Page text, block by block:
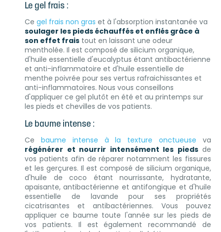
Le gel frais :
Ce gel frais non gras et à l'absorption instantanée va
soulager les pieds échauffés et enflés grâce à
son effet frais tout en laissant une odeur
mentholée. Il est composé de silicium organique,
d'huile essentielle d'eucalyptus étant antibactérienne
et anti-inflammatoire et d'huile essentielle de
menthe poivrée pour ses vertus rafraichissantes et
anti-inflammatoires. Nous vous conseillons
d'appliquer ce gel plutôt en été et au printemps sur
les pieds et chevilles de vos patients.
Le baume intense :
Ce baume intense à la texture onctueuse va
régénérer et nourrir intensément les piedsde
vos patients afin de réparer notamment les fissures
et les gerçures. Il est composé de silicium organique,
d'huile de coco étant nourrissante, hydratante,
apaisante, antibactérienne et antifongique et d'huile
essentielle de lavande pour ses propriétés
cicatrisantes et antibactériennes. Vous pouvez
appliquer ce baume toute l'année sur les pieds de
vos patients. Il est également recommandé de